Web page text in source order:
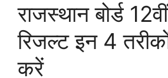
राजस्थान बोर्ड
रिजल्ट इन 4
करें